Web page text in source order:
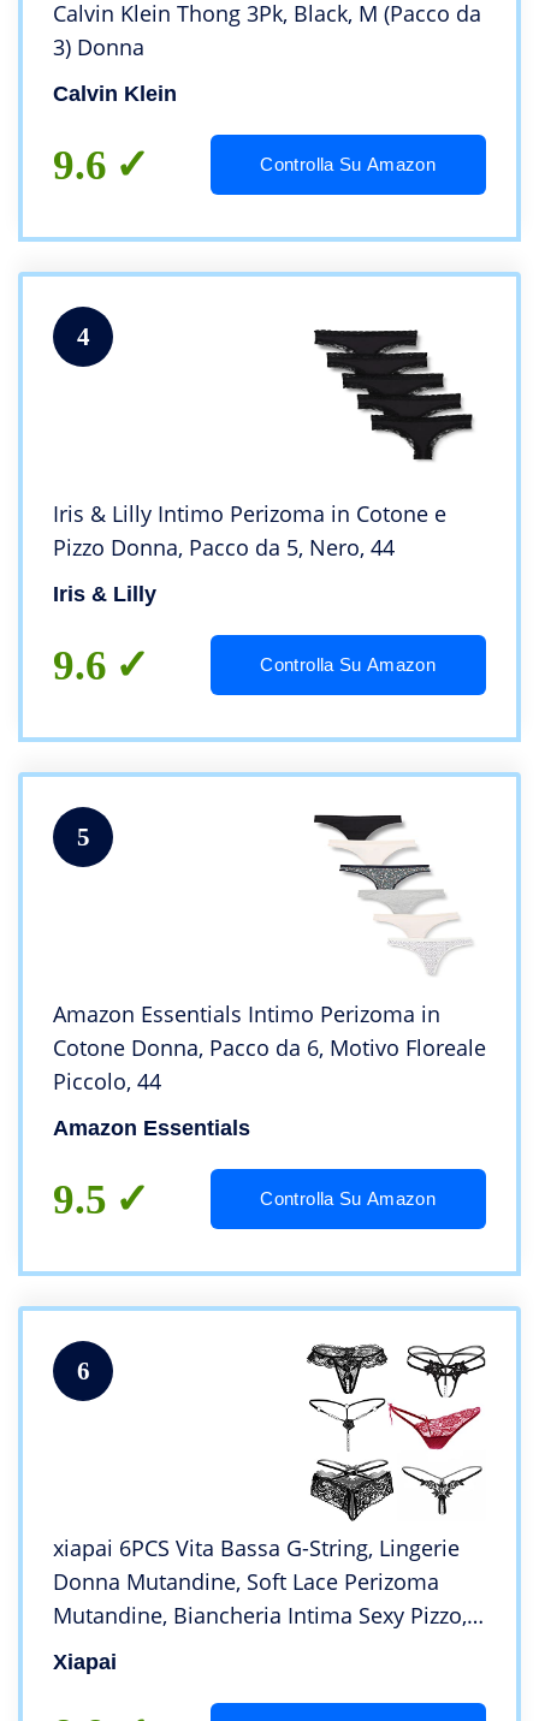
Calvin Klein Thong 3Pk, Black, M (Pacco da
3) Donna
Calvin Klein
9.6 Controlla Su Amazon
4
Iris & Lilly Intimo Perizoma in Cotone e
Pizzo Donna, Pacco da 5, Nero, 44
Iris & Lilly
9.6 Controlla Su Amazon
5
Amazon Essentials Intimo Perizoma in
Cotone Donna, Pacco da 6, Motivo Floreale
Piccolo, 44
Amazon Essentials
9.5 Controlla Su Amazon
6
xiapai 6PCS Vita Bassa G-String, Lingerie
Donna Mutandine, Soft Lace Perizoma
Mutandine, Biancheria Intima Sexy Pizzo,
Tanga Pizzo Perla, Perizomi Biancheria
Intima
Xiapai